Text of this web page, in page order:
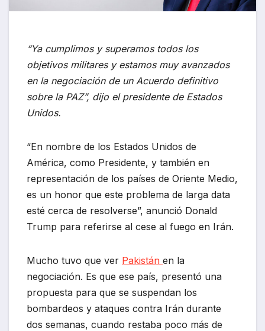
“Ya cumplimos y superamos todos los
objetivos militares y estamos muy avanzados
en la negociación de un Acuerdo definitivo
sobre la PAZ”, dijo el presidente de Estados
Unidos.
“En nombre de los Estados Unidos de
América, como Presidente, y también en
representación de los países de Oriente Medio,
es un honor que este problema de larga data
esté cerca de resolverse”, anunció Donald
Trump para referirse al cese al fuego en Irán.
Mucho tuvo que ver Pakistán en la
negociación. Es que ese país, presentó una
propuesta para que se suspendan los
bombardeos y ataques contra Irán durante
dos semanas, cuando restaba poco más de